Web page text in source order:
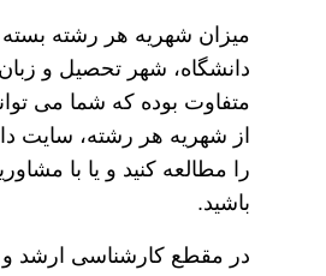
میزان شهریه هر رشته بسته
دانشگاه، شهر تحصیل و
متفاوت بوده که شما می
از شهریه هر رشته، سایت
را مطالعه کنید و یا با
باشید.
در مقطع کارشناسی ارشد